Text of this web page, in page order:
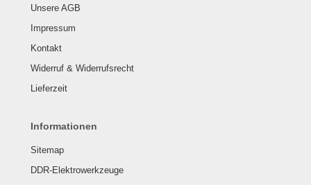
Unsere AGB
Impressum
Kontakt
Widerruf & Widerrufsrecht
Lieferzeit
Informationen
Sitemap
DDR-Elektrowerkzeuge